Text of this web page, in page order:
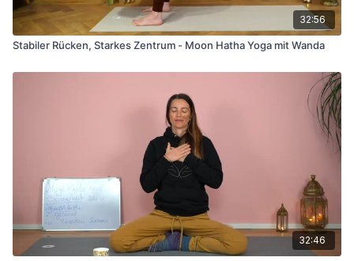
32:56
Stabiler Rücken, Starkes Zentrum - Moon Hatha Yoga mit Wanda
32:46